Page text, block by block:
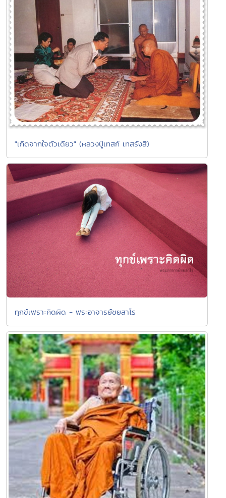
"เกิดจากใจตัวเดียว" (หลวงปู่เทสก์ เทสรังสี)
ทุกข์เพราะคิดผิด - พระอาจารย์ชยสาโร